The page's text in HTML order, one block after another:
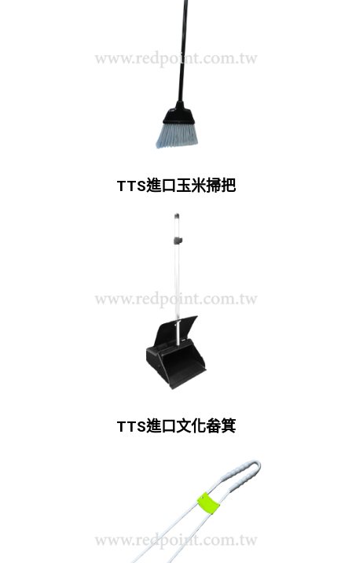
TTS進口玉米掃把
TTS進口文化畚箕